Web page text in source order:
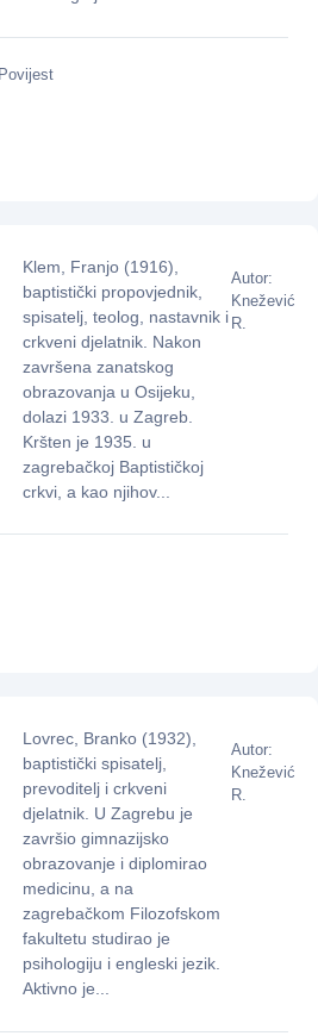
Povijest
Klem, Franjo (1916),
baptistički propovjednik,
spisatelj, teolog, nastavnik i
crkveni djelatnik. Nakon
završena zanatskog
obrazovanja u Osijeku,
dolazi 1933. u Zagreb.
Kršten je 1935. u
zagrebačkoj Baptističkoj
crkvi, a kao njihov...
Autor:
Knežević
R.
Lovrec, Branko (1932),
baptistički spisatelj,
prevoditelj i crkveni
djelatnik. U Zagrebu je
završio gimnazijsko
obrazovanje i diplomirao
medicinu, a na
zagrebačkom Filozofskom
fakultetu studirao je
psihologiju i engleski jezik.
Aktivno je...
Autor:
Knežević
R.